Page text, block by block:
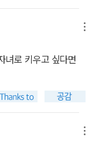
녀로 키우고 싶다면